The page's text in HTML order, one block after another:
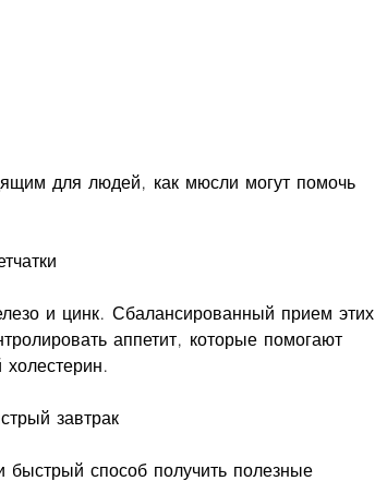
и цинк. Сбалансированный прием этих
аппетит, которые помогают
холестерин.
завтрак
способ получить полезные